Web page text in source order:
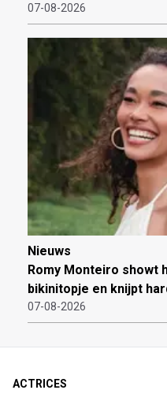
07-08-2026
Nieuws
Romy Monteiro showt
bikinitopje en knijpt
07-08-2026
ACTRICES